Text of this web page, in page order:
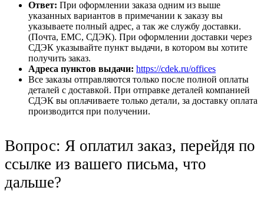
Ответ: При оформлении заказа одним из выше
указанных вариантов в примечании к заказу вы
указываете полный адрес, а так же службу доставки.
(Почта, ЕМС, СДЭК). При оформлении доставки через
СДЭК указывайте пункт выдачи, в котором вы хотите
получить заказ.
Адреса пунктов выдачи: https://cdek.ru/offices
Все заказы отправляются только после полной оплаты
деталей с доставкой. При отправке деталей компанией
СДЭК вы оплачиваете только детали, за доставку оплата
производится при получении.
Вопрос: Я оплатил заказ, перейдя по
ссылке из вашего письма, что
дальше?